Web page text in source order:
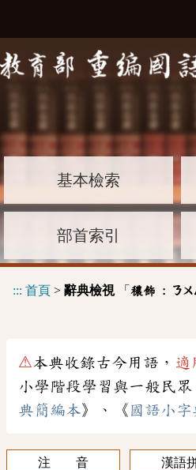
基本檢索
部首索引
::: 首頁 > 辭典檢視「 穠飾 : ㄋㄨ
⚠本典收錄古今用語， 適
小學階段學習與一般民
典簡編本》、《 國語小字
注 音
漢語